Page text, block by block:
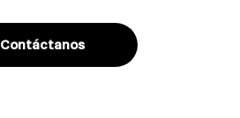
Contáctanos